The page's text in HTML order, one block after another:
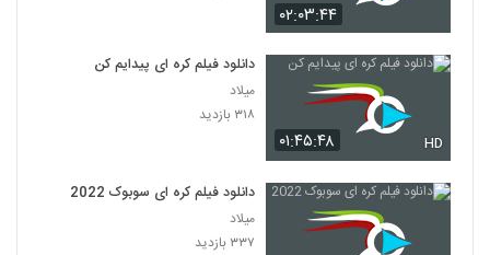
۰۲:۰۳:۴۴
۰۱:۴۵:۴۸ HD
دانلود فیلم کره ای پیدایم کن
میلاد
۳۱۸ بازدید
دانلود فیلم کره ای سوبوک 2022
میلاد
۳۳۷ بازدید